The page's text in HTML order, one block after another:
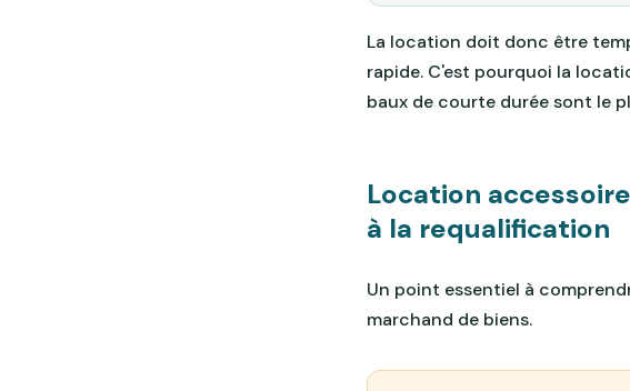
La location doit donc être
rapide. C'est pourquoi la
baux de courte durée sont le
Location
à la requalification
Un point essentiel à
marchand de biens.